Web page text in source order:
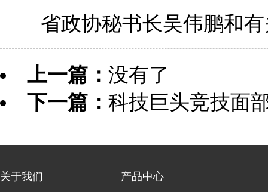
省政协秘书长吴伟鹏和有
上一篇：没有了
下一篇：科技巨头竞技面
关于我们 产品中心